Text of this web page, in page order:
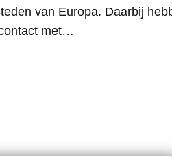
van Europa. Daarbij
met…